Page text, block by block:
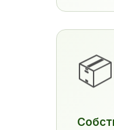
📦